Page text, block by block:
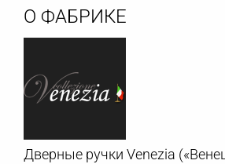
О ФАБРИКЕ
Дверные ручки Venezia